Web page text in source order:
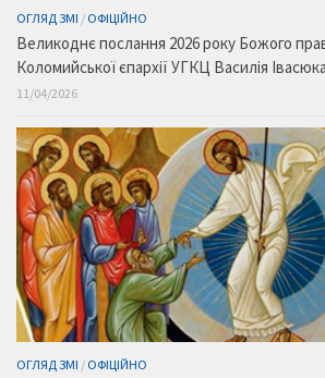
ОГЛЯД ЗМІ / ОФІЦІЙНО
Великоднє послання 2026 року Божого
Коломийської єпархії УГКЦ Василія Івасюка
11/04/2026
ОГЛЯД ЗМІ / ОФІЦІЙНО